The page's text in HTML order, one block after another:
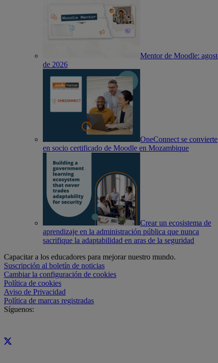
Mentor de Moodle:
de 2026
OneConnect se convierte
en socio certificado de Moodle en Mozambique
Crear un ecosistema de
aprendizaje en la administración pública que nunca
sacrifique la adaptabilidad en aras de la seguridad
Capacitar a los educadores para mejorar nuestro mundo.
Suscripción al boletín de noticias
Cambiar la configuración de cookies
Política de cookies
Aviso de Privacidad
Política de marcas registradas
Síguenos: